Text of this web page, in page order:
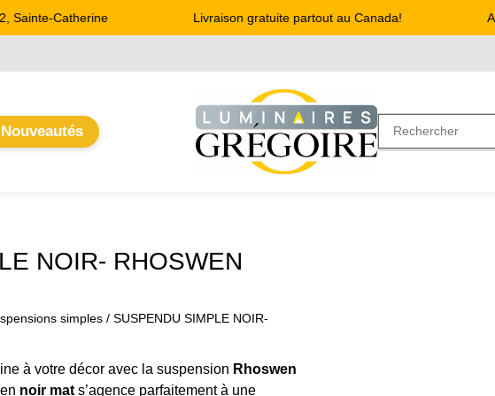
Catherine Livraison gratuite partout au Canada!
Nouveautés
NOIR- RHOSWEN
simples / SUSPENDU SIMPLE NOIR-
à votre décor avec la suspension Rhoswen
noir mats’agence parfaitement à une